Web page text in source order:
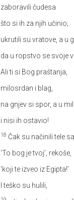
zaboravili čudesa
što si ih za njih učinio;
ukrutili su vratove, a u
da u ropstvo se svoje
Ali ti si Bog praštanja,
milosrdan i blag,
na gnjev si spor, a u
i nisi ih ostavio!
18 Čak su načinili tele
‘To bog je tvoj’, rekoše,
‘koji te izveo iz Egipta!’
I teško su hulili,